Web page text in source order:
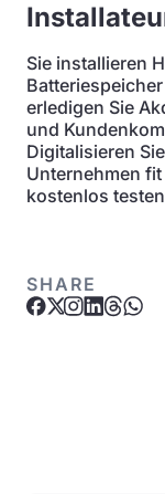
Sie installieren
erledigen Sie
und
Digitalisieren
Unternehmen
kostenlos
SHARE